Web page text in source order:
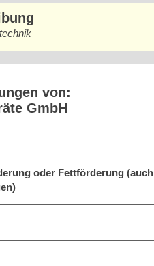
von:
GmbH
oder Fettförderung (auch